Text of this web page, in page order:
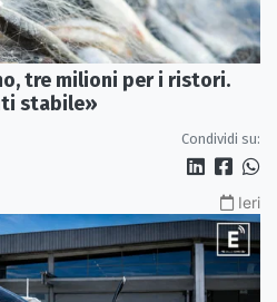
tre milioni per i ristori.
stabile»
Condividi su:
Ieri